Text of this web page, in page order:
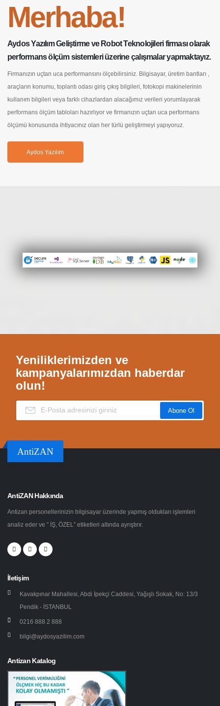
Merhaba!
Aydos Yazılım Geliştirme ve Robot Teknolojileri firması olarak
performans ölçüm sistemleri üzerine çalışmalar yapmaktayız.
Firmanızın uçtan uca performansını ölçebilirsiniz. Bilgisayar, üretim bantları ,
araçların konumu, toplantı odası giriş çıkış bilgileri, fotokopi makinelerinin
kullanım bilgileri veya farklı cihazlardan alacağımız verileri yorumlayarak
performans ölçüm tabloları hazırlıyor ve firmanızın uçtan uca performans
ölçümü konusunda ihtiyacınız olan her türlü geliştirmeyi yapıyoruz.
Aydos Yazılım
Yeniliklerimizden ve
kampanyalarımızdan haberdar
olun!
Abone Ol
AntiZAN
AntiZAN Hakkında
Antizan personellerinizin bilgisayar üzerinde yapmış oldukları işlemleri
analiz eder ve ” İŞ, ÖZEL” etiketleri altında ayrıştırır.
İletişim
Kavakpınar Mahallesi, Abdi İpekçi Caddesi, Yağışlı Sokak, No: 13/3
Pendik - İSTANBUL
0216 888 2 888
bilgi@aydosyazilim.com
Antizan Katalog